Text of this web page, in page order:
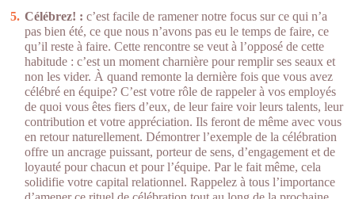
Célébrez! : c’est facile de ramener notre focus sur ce qui n’a
pas bien été, ce que nous n’avons pas eu le temps de faire, ce
qu’il reste à faire. Cette rencontre se veut à l’opposé de cette
habitude : c’est un moment charnière pour remplir ses seaux et
non les vider. À quand remonte la dernière fois que vous avez
célébré en équipe? C’est votre rôle de rappeler à vos employés
de quoi vous êtes fiers d’eux, de leur faire voir leurs talents, leur
contribution et votre appréciation. Ils feront de même avec vous
en retour naturellement. Démontrer l’exemple de la célébration
offre un ancrage puissant, porteur de sens, d’engagement et de
loyauté pour chacun et pour l’équipe. Par le fait même, cela
solidifie votre capital relationnel. Rappelez à tous l’importance